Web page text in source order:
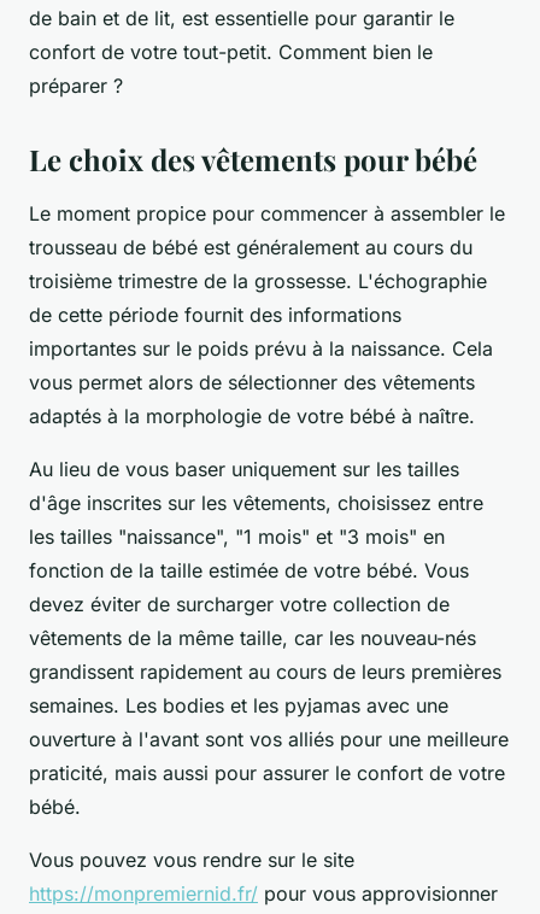
de bain et de lit, est essentielle pour garantir le
confort de votre tout-petit. Comment bien le
préparer ?
Le choix des vêtements pour bébé
Le moment propice pour commencer à assembler le
trousseau de bébé est généralement au cours du
troisième trimestre de la grossesse. L'échographie
de cette période fournit des informations
importantes sur le poids prévu à la naissance. Cela
vous permet alors de sélectionner des vêtements
adaptés à la morphologie de votre bébé à naître.
Au lieu de vous baser uniquement sur les tailles
d'âge inscrites sur les vêtements, choisissez entre
les tailles "naissance", "1 mois" et "3 mois" en
fonction de la taille estimée de votre bébé. Vous
devez éviter de surcharger votre collection de
vêtements de la même taille, car les nouveau-nés
grandissent rapidement au cours de leurs premières
semaines. Les bodies et les pyjamas avec une
ouverture à l'avant sont vos alliés pour une meilleure
praticité, mais aussi pour assurer le confort de votre
bébé.
Vous pouvez vous rendre sur le site
https://monpremiernid.fr/ pour vous approvisionner